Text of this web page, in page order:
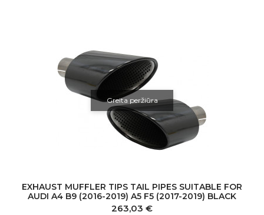
Greita peržiūra
EXHAUST MUFFLER TIPS TAIL PIPES SUITABLE FOR
AUDI A4 B9 (2016-2019) A5 F5 (2017-2019) BLACK
Kaina
263,03 €